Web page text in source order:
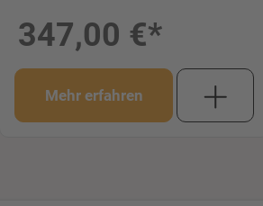
347,00 €*
Mehr erfahren